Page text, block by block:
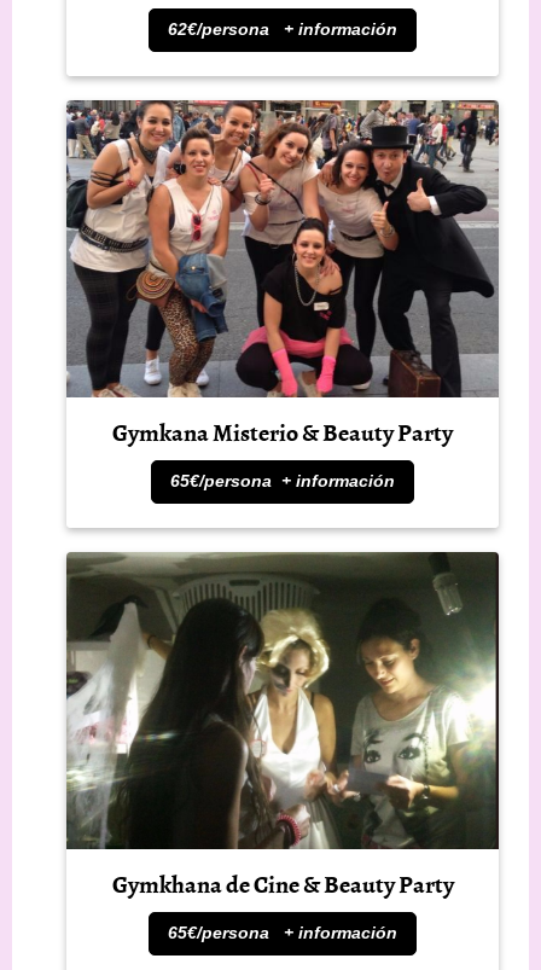
62€/persona + información
Gymkana Misterio & Beauty Party
65€/persona + información
Gymkhana de Cine & Beauty Party
65€/persona + información